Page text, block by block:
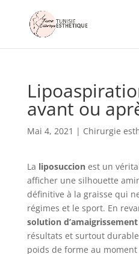
avant ou
Mai 4, 2021 | Chirurgie
La liposuccionest un
afficher une silhouette
définitive à la graisse qui
régimes et le sport. En
solution d’amaigrissement
résultats et surtout
poids de forme au